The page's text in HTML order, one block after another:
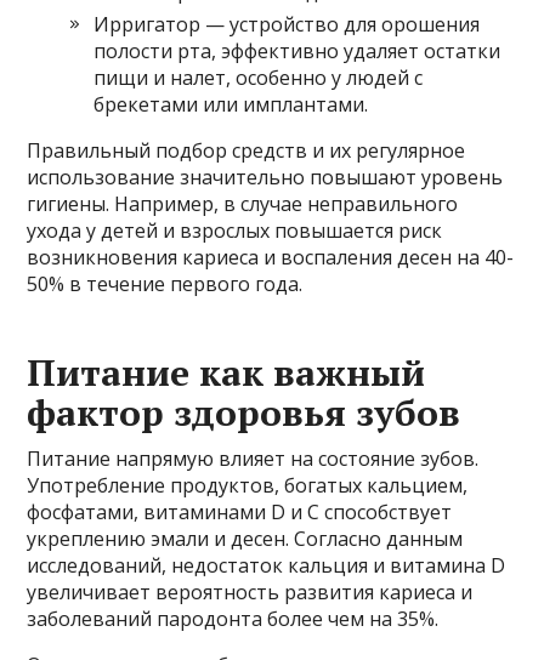
Ирригатор — устройство для орошения
полости рта, эффективно удаляет остатки
пищи и налет, особенно у людей с
брекетами или имплантами.
Правильный подбор средств и их регулярное
использование значительно повышают уровень
гигиены. Например, в случае неправильного
ухода у детей и взрослых повышается риск
возникновения кариеса и воспаления десен на 40-
50% в течение первого года.
Питание как важный
фактор здоровья зубов
Питание напрямую влияет на состояние зубов.
Употребление продуктов, богатых кальцием,
фосфатами, витаминами D и C способствует
укреплению эмали и десен. Согласно данным
исследований, недостаток кальция и витамина D
увеличивает вероятность развития кариеса и
заболеваний пародонта более чем на 35%.